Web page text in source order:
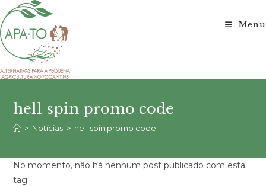
para
o
conteúdo
Menu
hell spin promo code
> Notícias > hell spin promo code
No momento, não há nenhum post publicado com esta
tag.